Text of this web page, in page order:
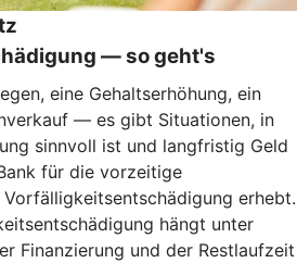
— so geht's
eine Gehaltserhöhung, ein
— es gibt Situationen, in
sinnvoll ist und langfristig Geld
für die vorzeitige
erhebt.
hängt unter
Finanzierung und der Restlaufzeit